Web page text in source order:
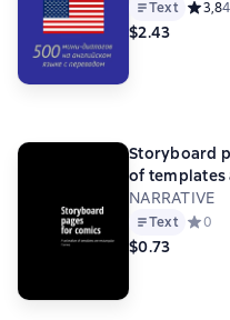
Text 3,84
$2.43
Storyboard
of templates
NARRATIVE
Text 0
$0.73